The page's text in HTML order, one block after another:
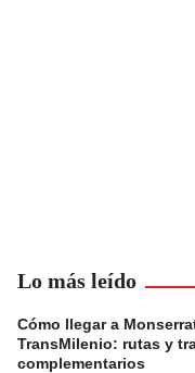
Lo más leído
Cómo llegar a
TransMilenio: rutas y
complementarios